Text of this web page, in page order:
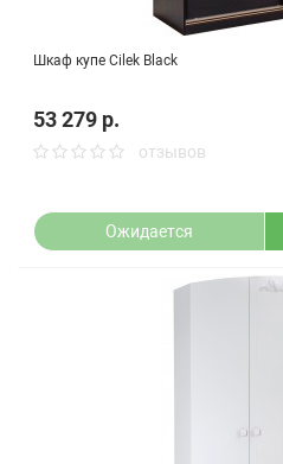
Шкаф купе Cilek Black
53 279 р.
отзывов
Ожидается